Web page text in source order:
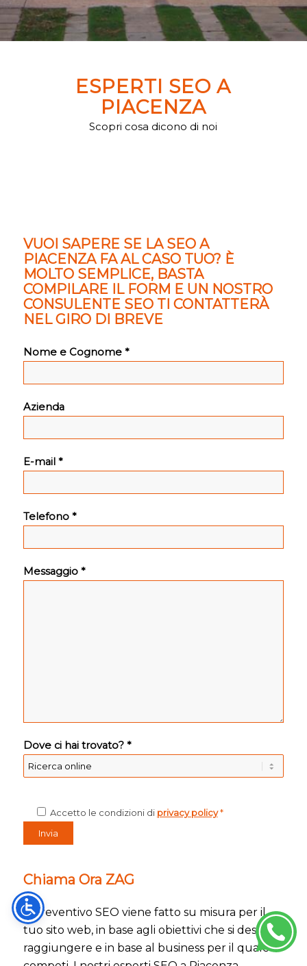
ESPERTI SEO A
PIACENZA
Scopri cosa dicono di noi
VUOI SAPERE SE LA SEO A
PIACENZA FA AL CASO TUO? È
MOLTO SEMPLICE, BASTA
COMPILARE IL FORM E UN NOSTRO
CONSULENTE SEO TI CONTATTERÀ
NEL GIRO DI BREVE
Nome e Cognome *
Azienda
E-mail *
Telefono *
Messaggio *
Dove ci hai trovato? *
Accetto le condizioni di privacy policy *
Chiama Ora ZAG
Il preventivo SEO viene fatto su misura per il
tuo sito web, in base agli obiettivi che si desidera
raggiungere e in base al business per il quale